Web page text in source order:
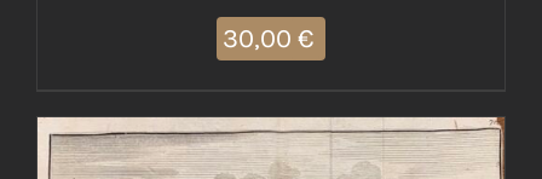
30,00 €